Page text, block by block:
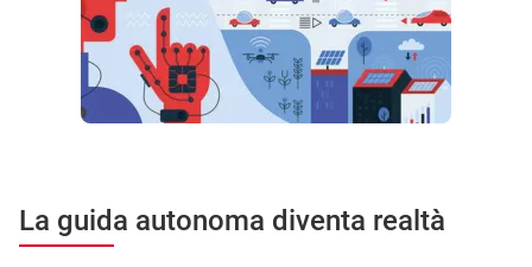
La guida autonoma diventa realtà